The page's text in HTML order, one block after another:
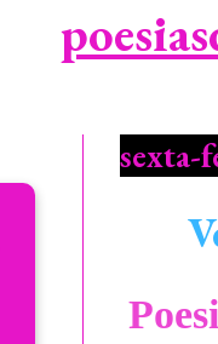
sexta-